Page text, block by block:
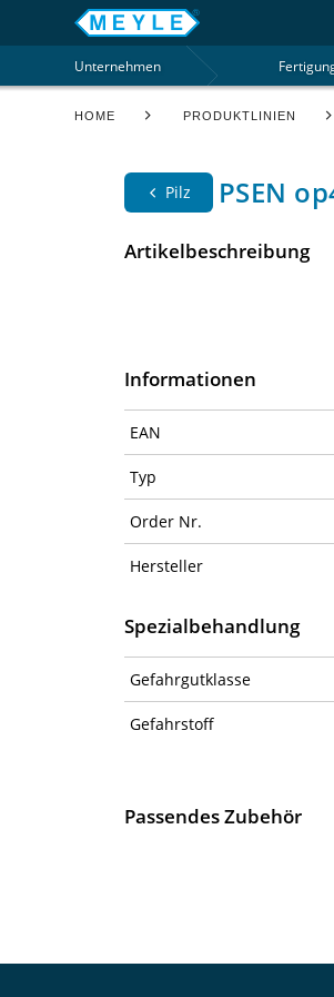
Unternehmen
HOME PRODUKTLINIEN
Pilz PSEN
Artikelbeschreibung
Informationen
EAN
Typ
Order Nr.
Hersteller
Spezialbehandlung
Gefahrgutklasse
Gefahrstoff
Passendes Zubehör